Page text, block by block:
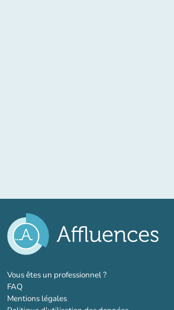
Vous êtes un professionnel ?(nouvel onglet)
FAQ
Mentions légales